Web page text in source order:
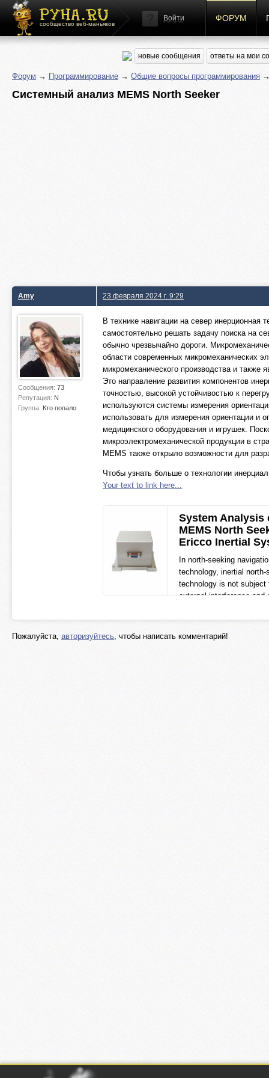
сообщество веб-маньяков
Войти ФОРУМ
новые сообщения ответы на мои
Форум → Программирование → Общие вопросы программирования
Системный анализ MEMS North Seeker
Amy
Сообщения: 73
Репутация: N
Группа: Кто попало
23 февраля 2024 г. 9:29
В технике навигации на север
самостоятельно решать задачу поиска на
обычно чрезвычайно дороги.
области современных микромеханических
микромеханического производства и
Это направление развития компонентов
точностью, высокой устойчивостью к
используются системы измерения
использовать для измерения ориентации и
медицинского оборудования и игрушек.
микроэлектромеханической продукции в
MEMS также открыло возможности для
Чтобы узнать больше о технологии
Your text to link here...
System Analysis
MEMS North
Ericco Inertial
In north-seeking
technology, inertial north-
technology is not subject
external interference and
Пожалуйста, авторизуйтесь, чтобы написать комментарий!